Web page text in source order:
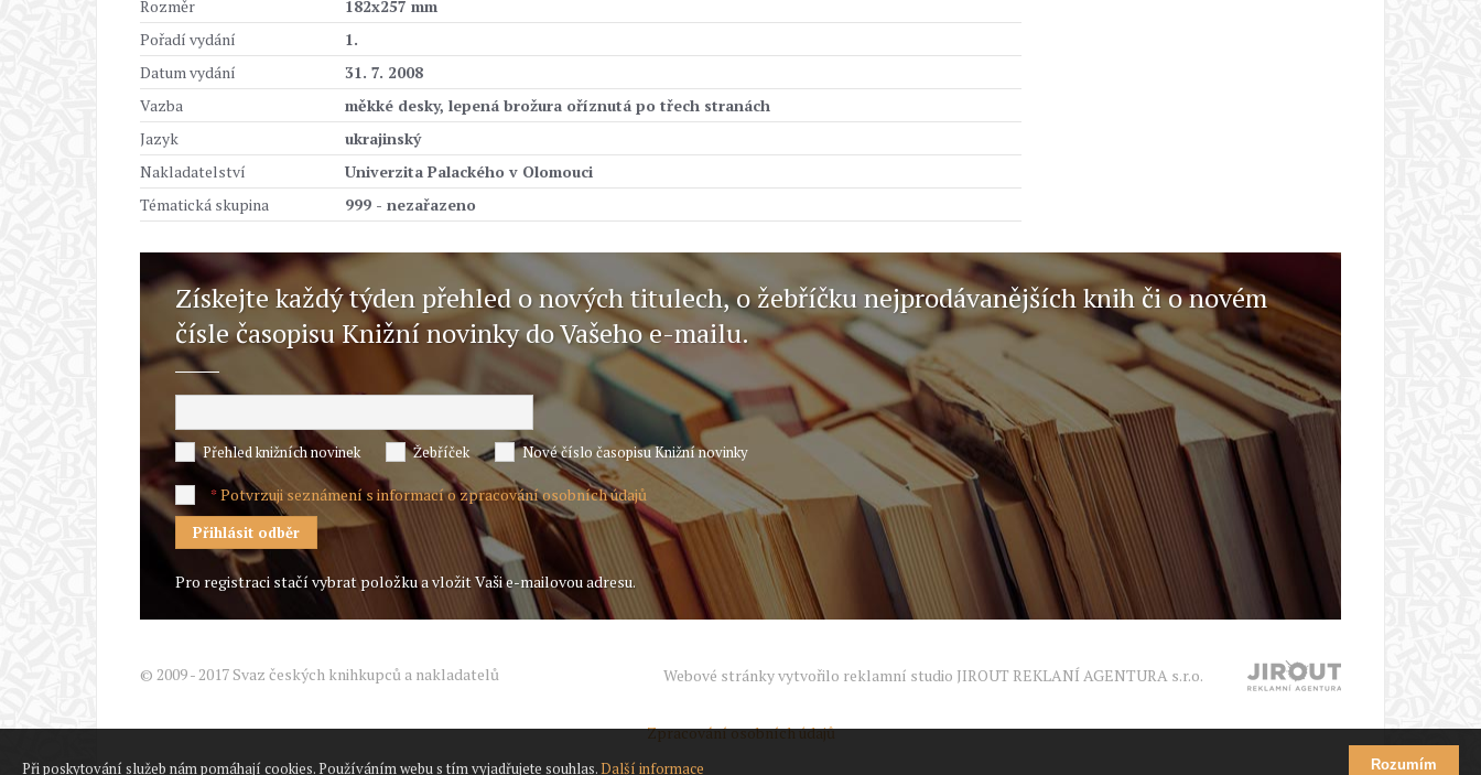
Rozměr
182x257 mm
Pořadí vydání
1.
Datum vydání
31. 7. 2008
Vazba
měkké desky, lepená brožura oříznutá po třech stranách
Jazyk
ukrajinský
Nakladatelství
Univerzita Palackého v Olomouci
Tématická skupina
999 - nezařazeno
Získejte každý týden přehled o nových titulech, o žebříčku nejprodávanějších knih či o novém
čísle časopisu Knižní novinky do Vašeho e-mailu.
Přehled knižních novinek Žebříček Nové číslo časopisu Knižní novinky
*Potvrzuji seznámení s informací o zpracování osobních údajů
Pro registraci stačí vybrat položku a vložit Vaši e-mailovou adresu.
© 2009 - 2017 Svaz českých knihkupců a nakladatelů Webové stránky vytvořilo reklamní studio JIROUT REKLANÍ AGENTURA s.r.o.
Zpracování osobních údajů
Při poskytování služeb nám pomáhají cookies. Používáním webu s tím vyjadřujete souhlas.Další informace Rozumím